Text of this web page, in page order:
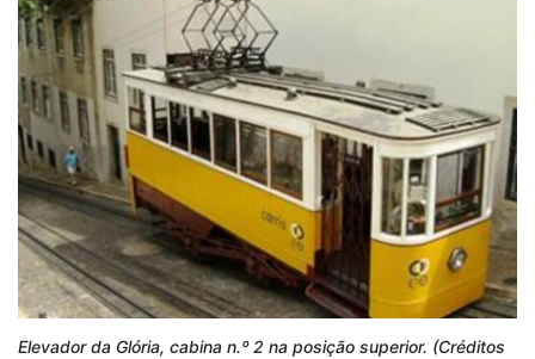
Elevador da Glória, cabina n.º 2 na posição superior. (Créditos